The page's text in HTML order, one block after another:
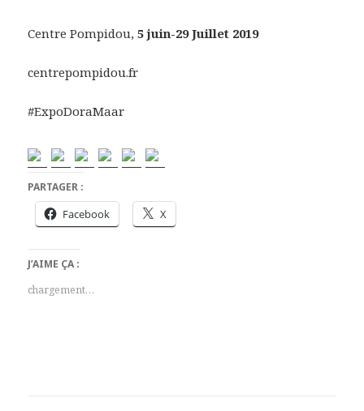
Centre Pompidou, 5 juin-29 Juillet 2019
centrepompidou.fr
#ExpoDoraMaar
PARTAGER :
Facebook X
J’AIME ÇA :
chargement…